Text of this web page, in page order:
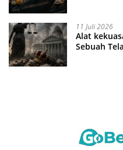
11 Juli 2026
Alat
Sebuah